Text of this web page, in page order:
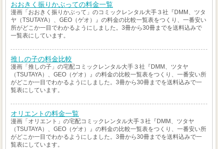
おおきく振りかぶっての料金一覧
漫画「おおきく振りかぶって」のコミックレンタル大手３社『DMM、ツタ
ヤ（TSUTAYA）、GEO（ゲオ）』の料金の比較一覧表をつくり、一番安い
所がどこか一目でわかるようにしました。3冊から30冊までを送料込みで
一覧表にしています。
推しの子の料金比較
漫画「推しの子」の宅配コミックレンタル大手３社『DMM、ツタヤ
（TSUTAYA）、GEO（ゲオ）』の料金の比較一覧表をつくり、一番安い所
がどこか一目でわかるようにしました。3冊から30冊までを送料込みで一
覧表にしています。
オリエントの料金一覧
漫画「オリエント」の宅配コミックレンタル大手３社『DMM、ツタヤ
（TSUTAYA）、GEO（ゲオ）』の料金の比較一覧表をつくり、一番安い所
がどこか一目でわかるようにしました。3冊から30冊までを送料込みで一
覧表にしています。